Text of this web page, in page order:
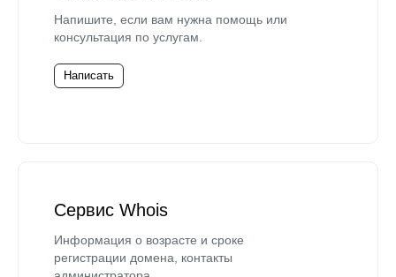
Напишите, если вам нужна помощь или
консультация по услугам.
Написать
Сервис Whois
Информация о возрасте и сроке
регистрации домена, контакты